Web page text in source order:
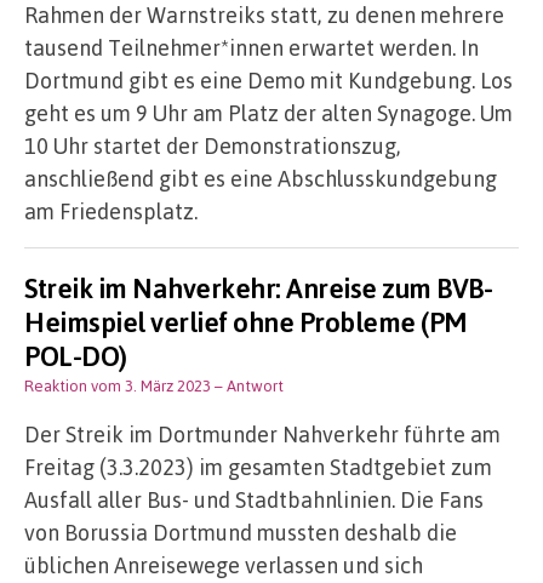
Rahmen der Warnstreiks statt, zu denen mehrere
tausend Teilnehmer*innen erwartet werden. In
Dortmund gibt es eine Demo mit Kundgebung. Los
geht es um 9 Uhr am Platz der alten Synagoge. Um
10 Uhr startet der Demonstrationszug,
anschließend gibt es eine Abschlusskundgebung
am Friedensplatz.
Streik im Nahverkehr: Anreise zum BVB-
Heimspiel verlief ohne Probleme (PM
POL-DO)
Reaktion vom 3. März 2023 – Antwort
Der Streik im Dortmunder Nahverkehr führte am
Freitag (3.3.2023) im gesamten Stadtgebiet zum
Ausfall aller Bus- und Stadtbahnlinien. Die Fans
von Borussia Dortmund mussten deshalb die
üblichen Anreisewege verlassen und sich